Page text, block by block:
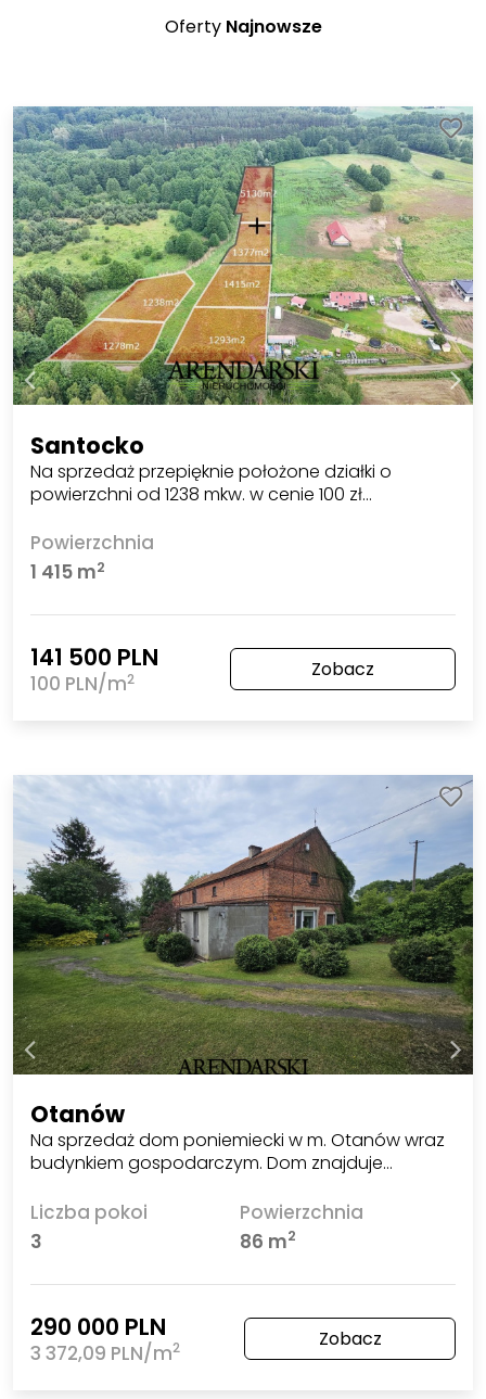
Oferty Najnowsze
Santocko
Na sprzedaż przepięknie położone działki o
powierzchni od 1238 mkw. w cenie 100 zł…
Powierzchnia
1 415 m2
141 500 PLN
100 PLN/m2 Zobacz
Otanów
Na sprzedaż dom poniemiecki w m. Otanów wraz
budynkiem gospodarczym. Dom znajduje…
Liczba pokoi
3
Powierzchnia
86 m2
290 000 PLN
3 372,09 PLN/m2 Zobacz